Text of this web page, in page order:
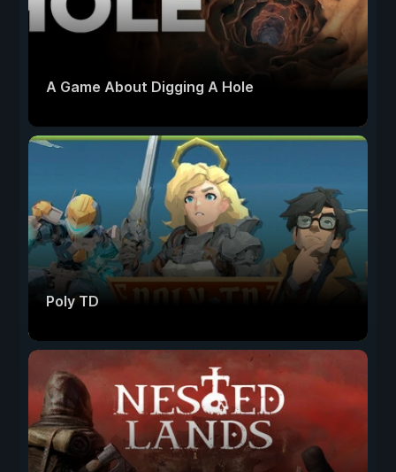
A Game About Digging A Hole
Poly TD